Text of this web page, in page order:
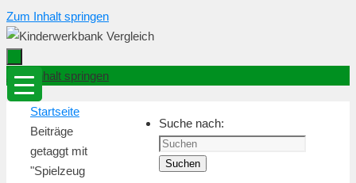
Zum Inhalt springen
Zum Inhalt springen
Startseite
Beiträge
getaggt mit
"Spielzeug
Suche nach:
Suchen